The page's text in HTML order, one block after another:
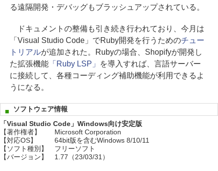
る遠隔開発・デバッグもブラッシュアップされている。
ドキュメントの整備も引き続き行われており、今月は
「Visual Studio Code」でRuby開発を行うためのチュー
トリアルが追加された。Rubyの場合、Shopifyが開発し
た拡張機能「Ruby LSP」
を導入すれば、言語サーバー
に接続して、各種コーディング補助機能が利用できるよ
うになる。
ソフトウェア情報
「Visual Studio Code」Windows向け安定版
【著作権者】
Microsoft Corporation
【対応OS】
64bit版を含むWindows 8/10/11
【ソフト種別】
フリーソフト
【バージョン】
1.77（23/03/31）